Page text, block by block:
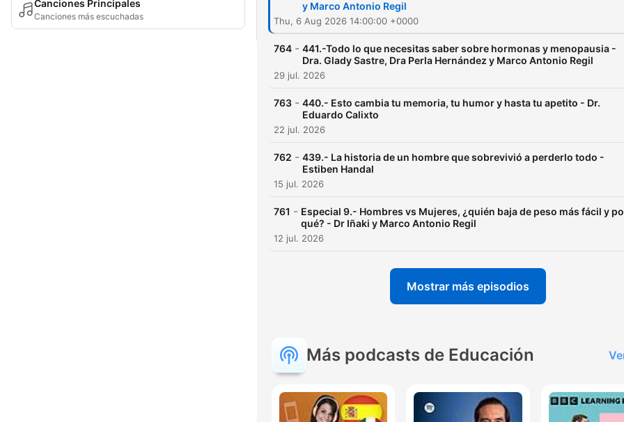
Canciones Principales
Canciones más escuchadas
y Marco Antonio Regil
Thu, 6 Aug 2026 14:00:00 +0000
764 - 441.-Todo lo que necesitas saber sobre hormonas y menopausia -
Dra. Glady Sastre, Dra Perla Hernández y Marco Antonio Regil
29 jul. 2026
763 - 440.- Esto cambia tu memoria, tu humor y hasta tu apetito - Dr.
Eduardo Calixto
22 jul. 2026
762 - 439.- La historia de un hombre que sobrevivió a perderlo todo -
Estiben Handal
15 jul. 2026
761 - Especial 9.- Hombres vs Mujeres, ¿quién baja de peso más fácil y
qué? - Dr Iñaki y Marco Antonio Regil
12 jul. 2026
Mostrar más episodios
Más podcasts de Educación